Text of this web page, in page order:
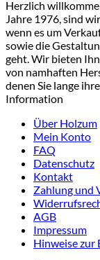
Herzlich
Jahre 1976, sind
wenn es um
sowie die
geht. Wir bieten
von namhaften
denen Sie lange
Information
Über Holzum
Mein Konto
FAQ
Datenschutz
Kontakt
Zahlung und
AGB
Impressum
Hinweise zur